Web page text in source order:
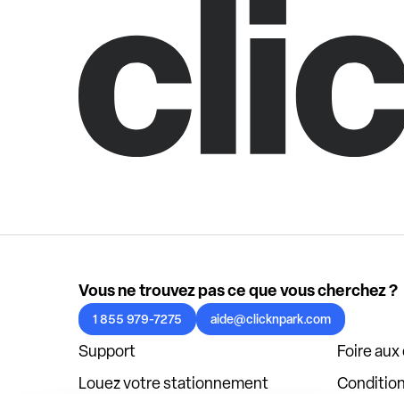
Vous ne trouvez pas ce que vous cherchez ?
1 855 979-7275 aide@clicknpark.com
Support
Foire
Louez votre stationnement